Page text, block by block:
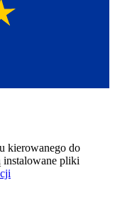
kierowanego do
instalowane pliki